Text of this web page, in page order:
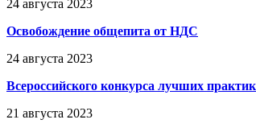
24 августа 2023
Освобождение общепита от НДС
24 августа 2023
Всероссийского конкурса лучших
21 августа 2023